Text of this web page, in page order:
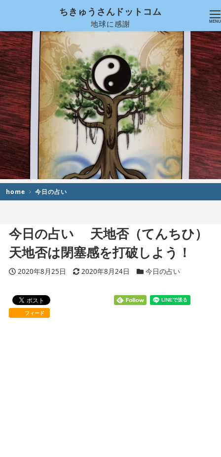
ちきゅうさんドットコム
地球に感謝 MENU
home 今日の占い
今日の占い 天地否（てんちひ）
天地否は閉塞感を打破しよう！
投稿日
2020年8月25日 更新日
2020年8月24日 カテゴリー
今日の占い
フィード